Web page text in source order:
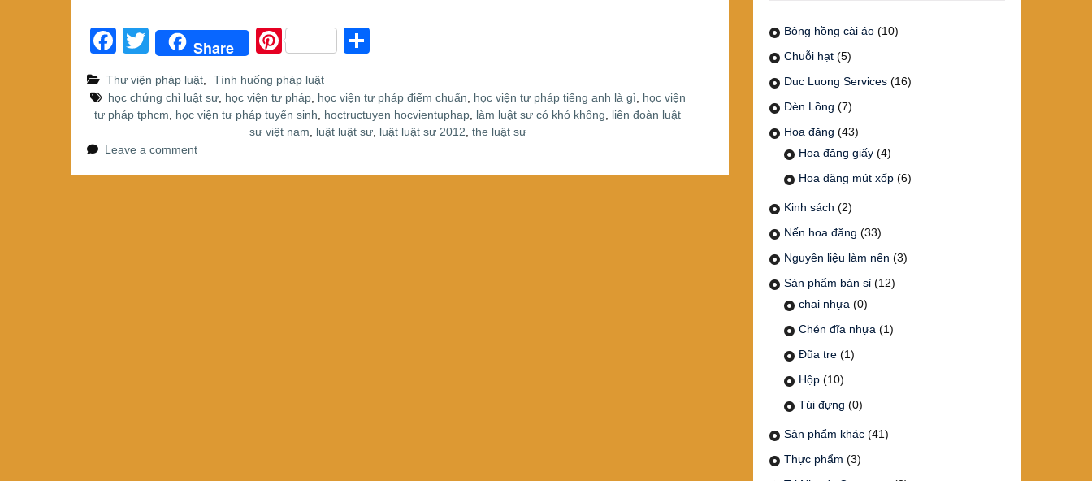
F
c
e
b
o
T
tt
er
Share
Pi
er
e
st
ar
e
Thư viện pháp luật
Tình huống pháp luật
học chứng chỉ luật sư, học viện tư pháp, học viện tư pháp điểm chuẩn học viện tư pháp tiếng anh là gì
học viện
tư pháp tphcm
học viện tư pháp tuyển sinh hoctructuyen hocvientuphap làm luật sư có khó không
liên đoàn luật
sư việt nam
luật luật sư, luật luật sư 2012 the luật sư
Leave a comment
Bông hồng cài áo (10)
Chuỗi hạt (5)
Duc Luong Services (16)
Đèn Lồng (7)
Hoa đăng (43)
Hoa đăng giấy (4)
Hoa đăng mút xốp (6)
Kinh sách (2)
Nến hoa đăng (33)
Nguyên liệu làm nến (3)
Sản phẩm bán sỉ (12)
chai nhựa (0)
Chén đĩa nhựa (1)
Đũa tre (1)
Hộp (10)
Túi đựng (0)
Sản phẩm khác (41)
Thực phẩm (3)